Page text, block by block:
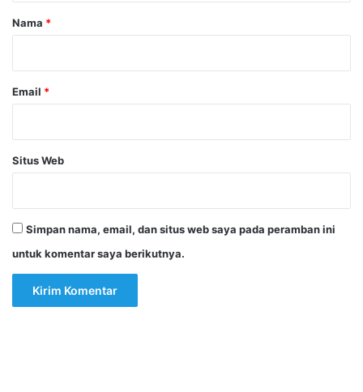
rNama *
Email *
Situs Web
Simpan nama, email, dan situs web saya pada peramban ini
untuk komentar saya berikutnya.